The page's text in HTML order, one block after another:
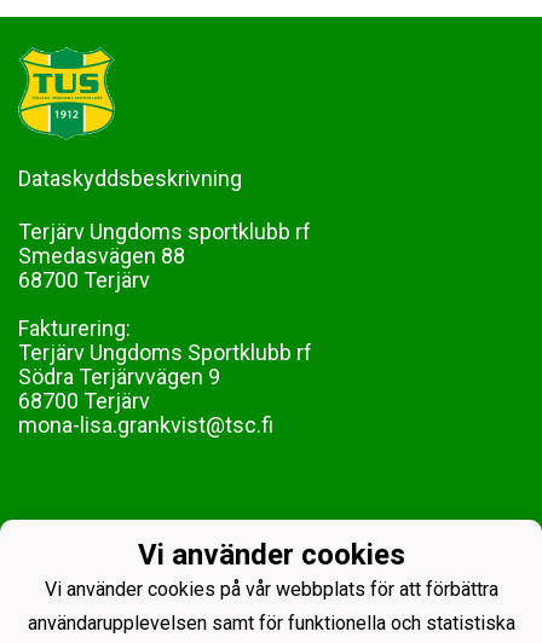
Dataskyddsbeskrivning
Terjärv Ungdoms sportklubb rf
Smedasvägen 88
68700 Terjärv
Fakturering:
Terjärv Ungdoms Sportklubb rf
Södra Terjärvvägen 9
68700 Terjärv
mona-lisa.grankvist@tsc.fi
Vi använder cookies
Vi använder cookies på vår webbplats för att förbättra
användarupplevelsen samt för funktionella och statistiska